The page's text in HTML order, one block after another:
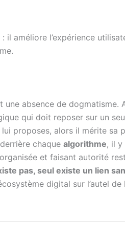
: il améliore l’expérience
une absence de dogmatisme.
qui doit reposer sur un
proposes, alors il mérite sa
chaque algorithme, il
et faisant autorité
pas, seul existe un lien
digital sur l’autel de